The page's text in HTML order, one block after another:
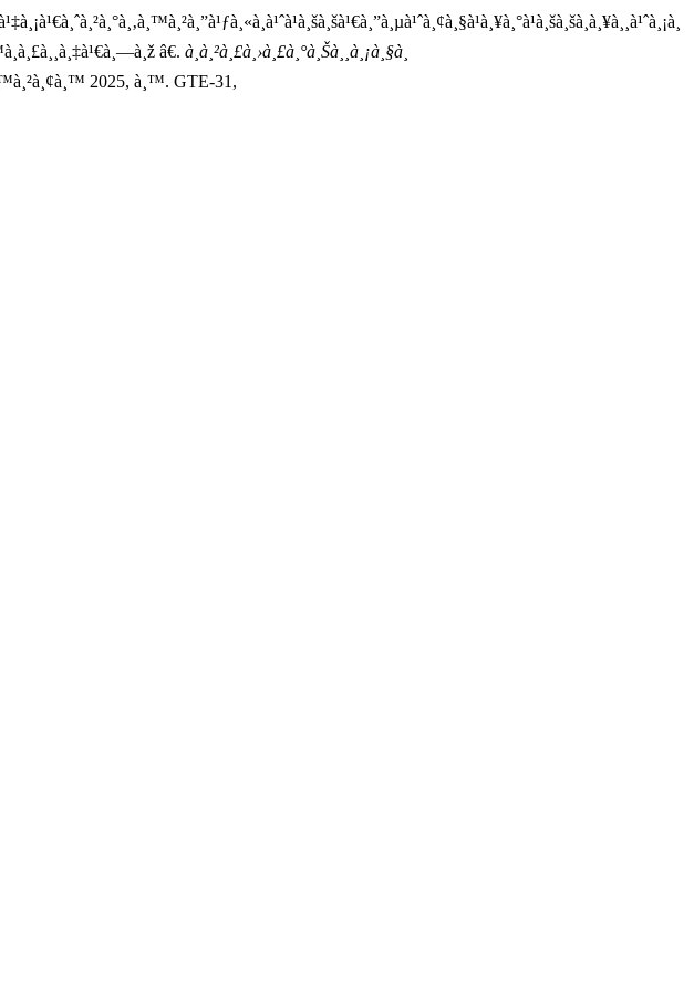
â€. à¸à¸²à¸£à¸›à¸£à¸°à¸Šà¸¸à¸¡à¸§à¸
2025, à¸™. GTE-31,